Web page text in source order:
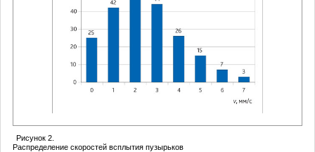
Рисунок 2.
Распределение скоростей всплытия пузырьков